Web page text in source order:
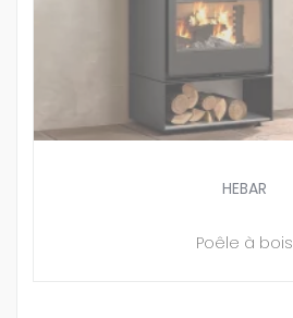
HEBAR
Poêle à bois